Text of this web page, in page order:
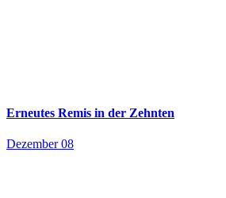
Erneutes Remis in der Zehnten
Dezember 08